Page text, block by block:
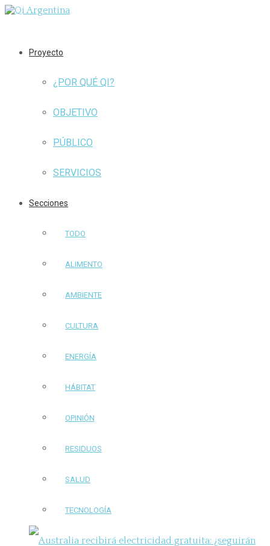
Proyecto
¿POR QUÉ QI?
OBJETIVO
PÚBLICO
SERVICIOS
Secciones
TODO
ALIMENTO
AMBIENTE
CULTURA
ENERGÍA
HÁBITAT
OPINIÓN
RESIDUOS
SALUD
TECNOLOGÍA